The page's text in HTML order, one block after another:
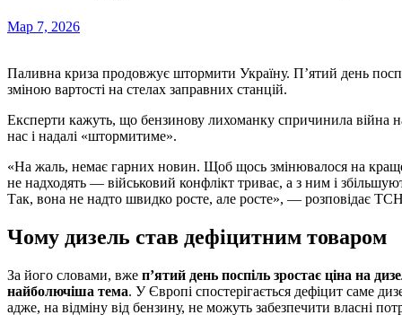
Мар 7, 2026
Паливна криза продовжує штормити Україну. П’ятий день
зміною вартості на стелах заправних станцій.
Експерти кажуть, що бензинову лихоманку спричинила війна
нас і надалі «штормитиме».
«На жаль, немає гарних новин. Щоб щось змінювалося на
не надходять — військовий конфлікт триває, а з ним і
Так, вона не надто швидко росте, але росте», — розповідає
Чому дизель став дефіцитним товаром
За його словами, вже п’ятий день поспіль зростає ціна на
найболючіша тема. У Європі спостерігається дефіцит саме
адже, на відміну від бензину, не можуть забезпечити власні